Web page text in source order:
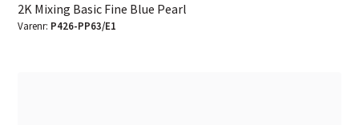
2K Mixing Basic Fine Blue Pearl
Varenr: P426-PP63/E1